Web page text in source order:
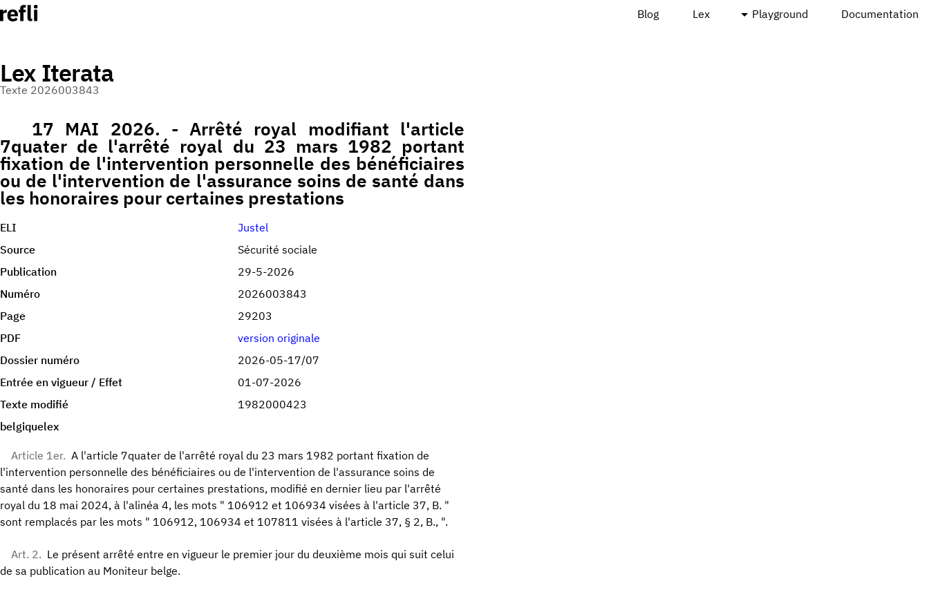
Blog Lex Playground Documentation
Lex Iterata
Texte 2026003843
17 MAI 2026. - Arrêté royal modifiant l'article
7quater de l'arrêté royal du 23 mars 1982 portant
fixation de l'intervention personnelle des bénéficiaires
ou de l'intervention de l'assurance soins de santé dans
les honoraires pour certaines prestations
ELI
Justel
Source
Sécurité sociale
Publication
29-5-2026
Numéro
2026003843
Page
29203
PDF
version originale
Dossier numéro
2026-05-17/07
Entrée en vigueur / Effet
01-07-2026
Texte modifié
1982000423
belgiquelex
Article 1er. A l'article 7quater de l'arrêté royal du 23 mars 1982 portant fixation de
l'intervention personnelle des bénéficiaires ou de l'intervention de l'assurance soins de
santé dans les honoraires pour certaines prestations, modifié en dernier lieu par l'arrêté
royal du 18 mai 2024, à l'alinéa 4, les mots " 106912 et 106934 visées à l'article 37, B. "
sont remplacés par les mots " 106912, 106934 et 107811 visées à l'article 37, § 2, B., ".
Art. 2. Le présent arrêté entre en vigueur le premier jour du deuxième mois qui suit celui
de sa publication au Moniteur belge.